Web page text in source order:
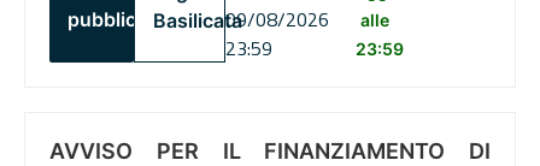
pubblico
Basilicata09/08/2026
23:59
alle
23:59
AVVISO PER IL FINANZIAMENTO DI